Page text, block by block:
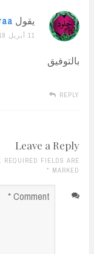
يقول
11 أبريل 2018 الساعة 4:03 ص
بالتوفيق
REPLY
Leave a Reply
FIELDS ARE
MARKED
*
Comment